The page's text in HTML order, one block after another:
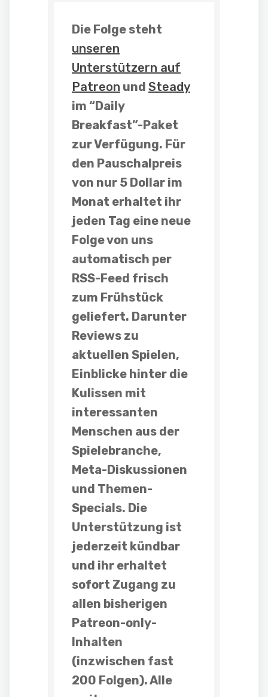
Die Folge steht
unseren
Unterstützern auf
Patreon und Steady
im “Daily
Breakfast”-Paket
zur Verfügung. Für
den Pauschalpreis
von nur 5 Dollar im
Monat erhaltet ihr
jeden Tag eine neue
Folgevon uns
automatisch per
RSS-Feed frisch
zum Frühstück
geliefert. Darunter
Reviews zu
aktuellen Spielen,
Einblicke hinter die
Kulissen mit
interessanten
Menschen aus der
Spielebranche,
Meta-Diskussionen
und Themen-
Specials. Die
Unterstützung ist
jederzeit kündbar
und ihr erhaltet
sofort Zugang zu
allen bisherigen
Patreon-only-
Inhalten
(inzwischen fast
200 Folgen). Alle